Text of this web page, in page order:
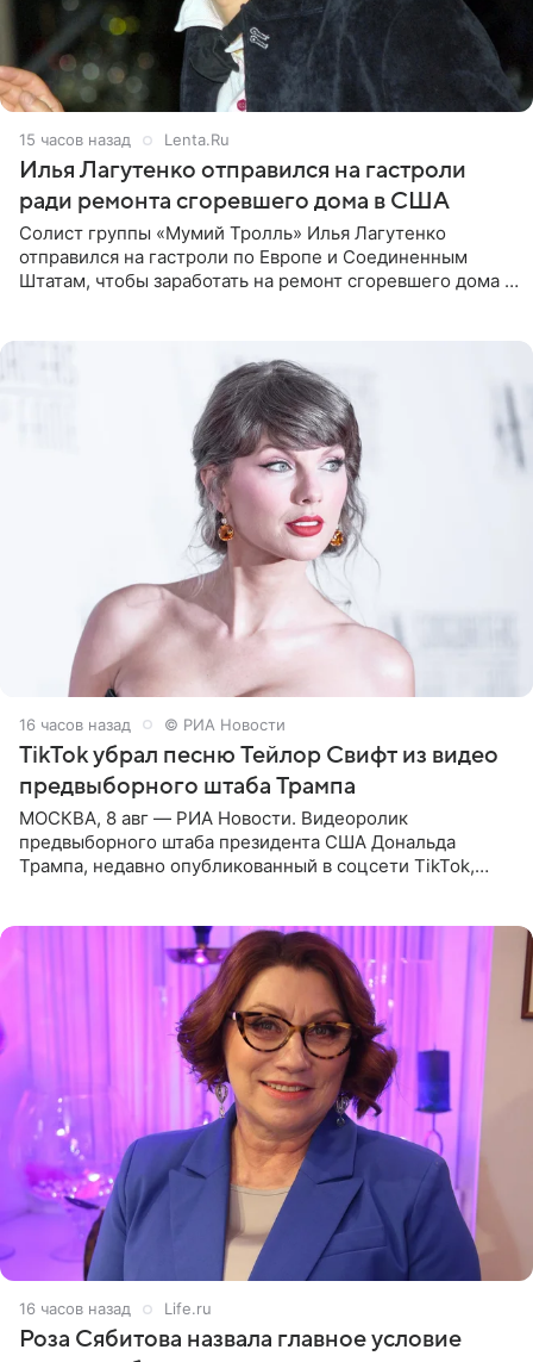
15 часов назад Lenta.Ru
Илья Лагутенко отправился на гастроли
ради ремонта сгоревшего дома в США
Солист группы «Мумий Тролль» Илья Лагутенко
отправился на гастроли по Европе и Соединенным
Штатам, чтобы заработать на ремонт сгоревшего дома в
16 часов назад © РИА Новости
TikTok убрал песню Тейлор Свифт из видео
предвыборного штаба Трампа
МОСКВА, 8 авг — РИА Новости. Видеоролик
предвыборного штаба президента США Дональда
Трампа, недавно опубликованный в соцсети TikTok,
16 часов назад Life.ru
Роза Сябитова назвала главное условие